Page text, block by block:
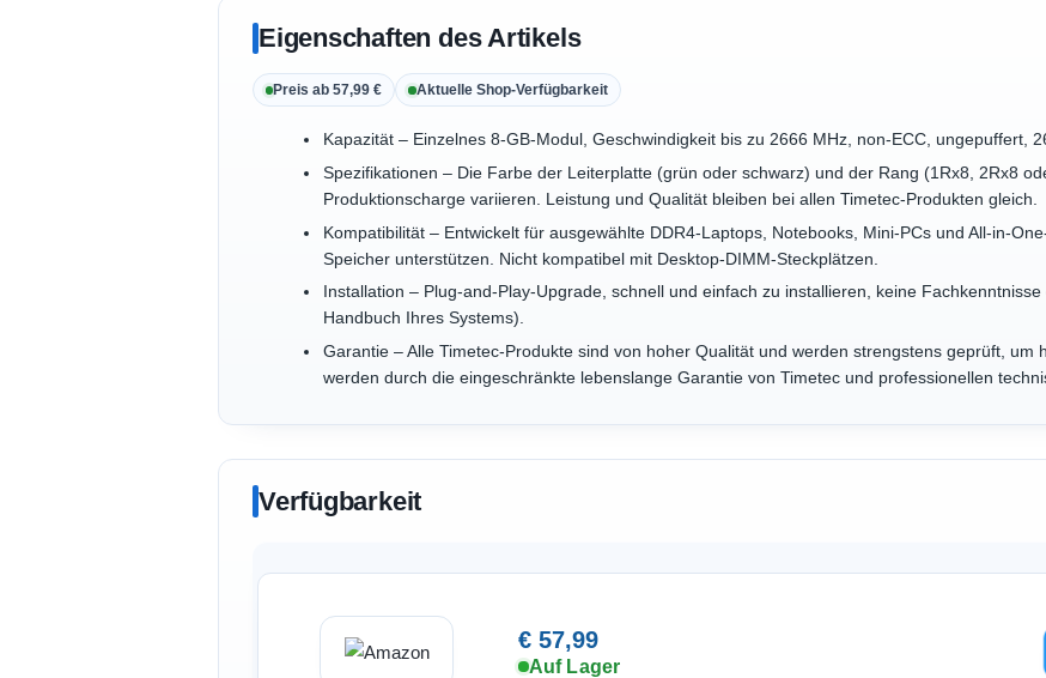
Eigenschaften des Artikels
Preis ab 57,99 € Aktuelle Shop-Verfügbarkeit
Kapazität – Einzelnes 8-GB-Modul, Geschwindigkeit bis zu 2666 MHz, non-ECC, ungepuffert,
Spezifikationen – Die Farbe der Leiterplatte (grün oder schwarz) und der Rang (1Rx8, 2Rx8
Produktionscharge variieren. Leistung und Qualität bleiben bei allen Timetec-Produkten gleich.
Kompatibilität – Entwickelt für ausgewählte DDR4-Laptops, Notebooks, Mini-PCs und All-in-
Speicher unterstützen. Nicht kompatibel mit Desktop-DIMM-Steckplätzen.
Installation – Plug-and-Play-Upgrade, schnell und einfach zu installieren, keine
Handbuch Ihres Systems).
Garantie – Alle Timetec-Produkte sind von hoher Qualität und werden strengstens geprüft, um
werden durch die eingeschränkte lebenslange Garantie von Timetec und professionellen
Verfügbarkeit
€ 57,99
Auf Lager